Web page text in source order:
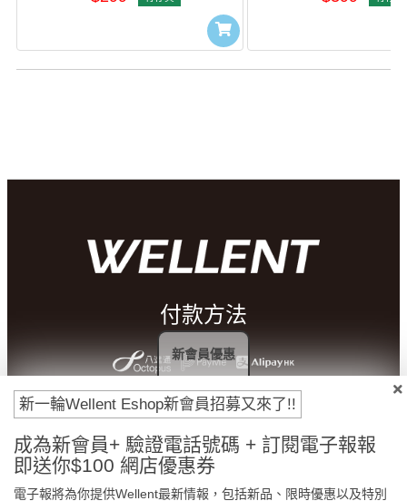
付款方法
新一輪Wellent Eshop新會員招募又來了!!
成為新會員+ 驗證電話號碼 + 訂閱電子報報
即送你$100 網店優惠券
電子報將為你提供Wellent最新情報，包括新品、限時優惠以及特別
新會員優惠